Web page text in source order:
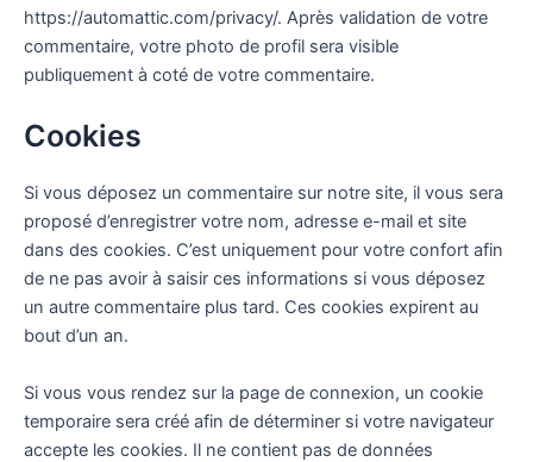
https://automattic.com/privacy/. Après validation de votre
commentaire, votre photo de profil sera visible
publiquement à coté de votre commentaire.
Cookies
Si vous déposez un commentaire sur notre site, il vous sera
proposé d’enregistrer votre nom, adresse e-mail et site
dans des cookies. C’est uniquement pour votre confort afin
de ne pas avoir à saisir ces informations si vous déposez
un autre commentaire plus tard. Ces cookies expirent au
bout d’un an.
Si vous vous rendez sur la page de connexion, un cookie
temporaire sera créé afin de déterminer si votre navigateur
accepte les cookies. Il ne contient pas de données